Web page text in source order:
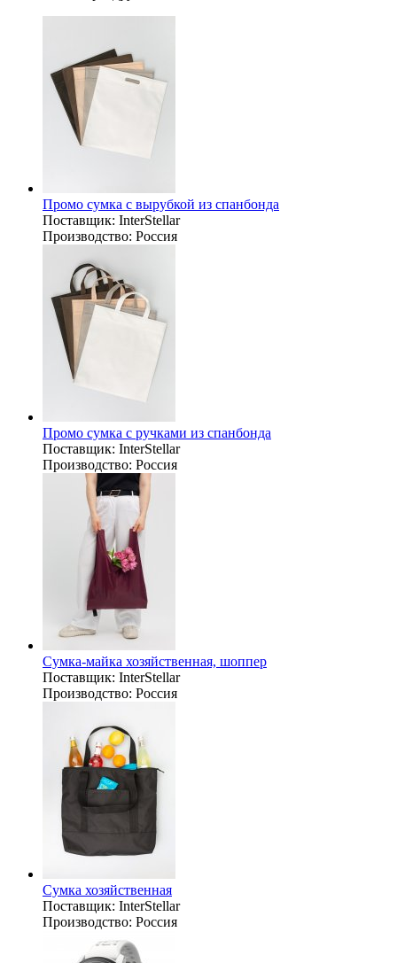
Промо сумка с вырубкой из спанбонда
Поставщик: InterStellar
Производство: Россия
Промо сумка с ручками из спанбонда
Поставщик: InterStellar
Производство: Россия
Сумка-майка хозяйственная, шоппер
Поставщик: InterStellar
Производство: Россия
Сумка хозяйственная
Поставщик: InterStellar
Производство: Россия